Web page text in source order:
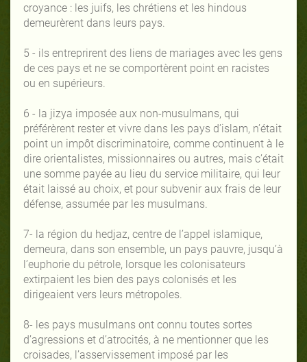
croyance : les juifs, les chrétiens et les hindous
demeurèrent dans leurs pays.
5 - ils entreprirent des liens de mariages avec les gens
de ces pays et ne se comportèrent point en racistes
ou en supérieurs.
6 - la jizya imposée aux non-musulmans, qui
préférèrent rester et vivre dans les pays d’islam, n’était
point un impôt discriminatoire, comme continuent à le
dire orientalistes, missionnaires ou autres, mais c’était
une somme payée au lieu du service militaire, qui leur
était laissé au choix, et pour subvenir aux frais de leur
défense, assumée par les musulmans.
7- la région du hedjaz, centre de l’appel islamique,
demeura, dans son ensemble, un pays pauvre, jusqu’à
l’euphorie du pétrole, lorsque les colonisateurs
extirpaient les bien des pays colonisés et les
dirigeaient vers leurs métropoles.
8- les pays musulmans ont connu toutes sortes
d’agressions et d’atrocités, à ne mentionner que les
croisades, l’asservissement imposé par les